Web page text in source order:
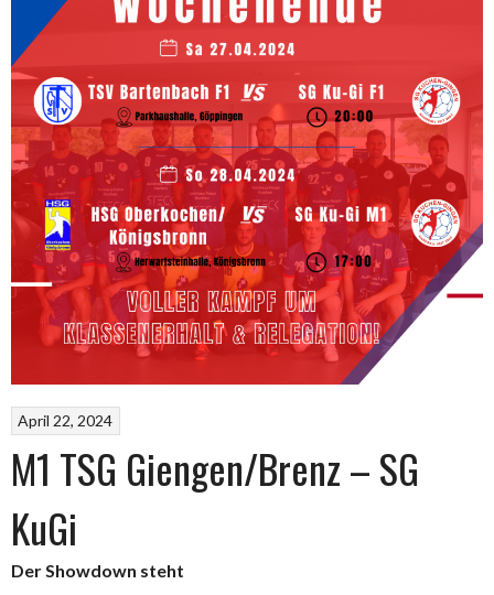
April 22, 2024
M1 TSG Giengen/Brenz – SG
KuGi
Der Showdown steht